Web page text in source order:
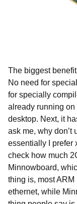
The biggest
No need for
for specially
already running
desktop. Next, it
ask me, why don’t
essentially I prefer
check how much
Minnowboard,
thing is, most
ethernet, while